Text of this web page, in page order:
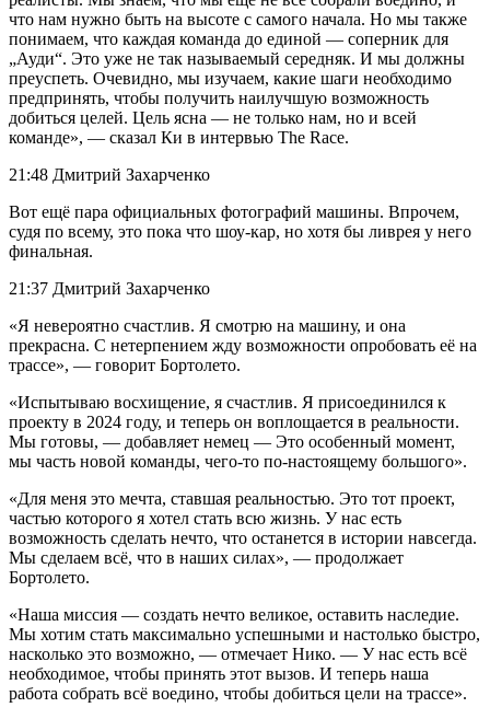
что нам нужно быть на высоте с самого начала. Но мы также
понимаем, что каждая команда до единой — соперник для
„Ауди“. Это уже не так называемый середняк. И мы должны
преуспеть. Очевидно, мы изучаем, какие шаги необходимо
предпринять, чтобы получить наилучшую возможность
добиться целей. Цель ясна — не только нам, но и всей
команде», — сказал Ки в интервью The Race.
21:48 Дмитрий Захарченко
Вот ещё пара официальных фотографий машины. Впрочем,
судя по всему, это пока что шоу-кар, но хотя бы ливрея у него
финальная.
21:37 Дмитрий Захарченко
«Я невероятно счастлив. Я смотрю на машину, и она
прекрасна. С нетерпением жду возможности опробовать её на
трассе», — говорит Бортолето.
«Испытываю восхищение, я счастлив. Я присоединился к
проекту в 2024 году, и теперь он воплощается в реальности.
Мы готовы, — добавляет немец — Это особенный момент,
мы часть новой команды, чего-то по-настоящему большого».
«Для меня это мечта, ставшая реальностью. Это тот проект,
частью которого я хотел стать всю жизнь. У нас есть
возможность сделать нечто, что останется в истории навсегда.
Мы сделаем всё, что в наших силах», — продолжает
Бортолето.
«Наша миссия — создать нечто великое, оставить наследие.
Мы хотим стать максимально успешными и настолько быстро,
насколько это возможно, — отмечает Нико. — У нас есть всё
необходимое, чтобы принять этот вызов. И теперь наша
работа собрать всё воедино, чтобы добиться цели на трассе».